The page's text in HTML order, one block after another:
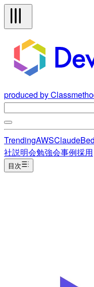
produced by
TrendingAWSClaude
社説明会勉強会事例採用
目次